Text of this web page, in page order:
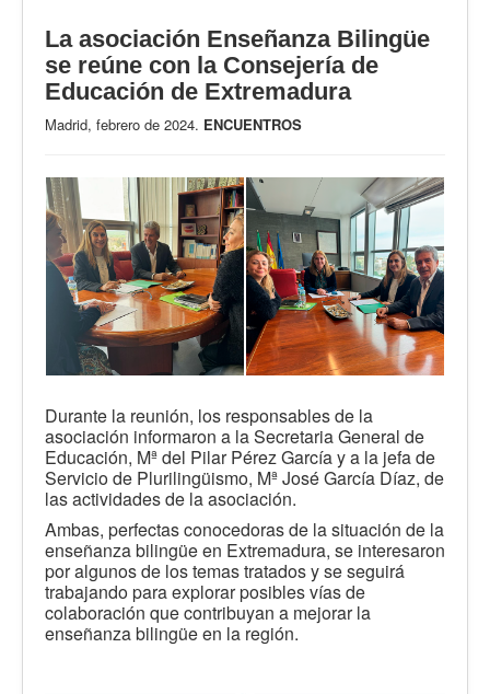
La asociación Enseñanza Bilingüe
se reúne con la Consejería de
Educación de Extremadura
Madrid, febrero de 2024. ENCUENTROS
Durante la reunión, los responsables de la
asociación informaron a la Secretaria General de
Educación, Mª del Pilar Pérez García y a la jefa de
Servicio de Plurilingüismo, Mª José García Díaz, de
las actividades de la asociación.
Ambas, perfectas conocedoras de la situación de la
enseñanza bilingüe en Extremadura, se interesaron
por algunos de los temas tratados y se seguirá
trabajando para explorar posibles vías de
colaboración que contribuyan a mejorar la
enseñanza bilingüe en la región.